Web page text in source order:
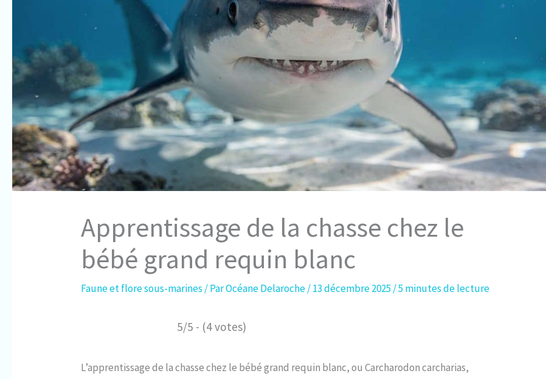
Apprentissage de la chasse chez le
bébé grand requin blanc
Faune et flore sous-marines / ParOcéane Delaroche/13 décembre 2025 /5 minutes de lecture
5/5 - (4 votes)
L’apprentissage de la chasse chez le bébé grand requin blanc, ou Carcharodon carcharias,